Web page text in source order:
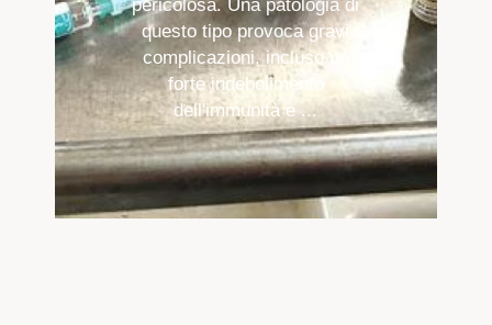
pericolosa. Una patologia di
questo tipo provoca gravi
complicazioni, incluso un
forte indebolimento
dell'immunità e ...